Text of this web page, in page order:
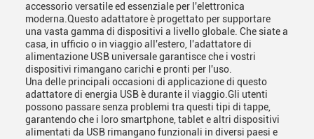
accessorio versatile ed essenziale per l'elettronica
moderna.Questo adattatore è progettato per supportare
una vasta gamma di dispositivi a livello globale. Che siate a
casa, in ufficio o in viaggio all'estero, l'adattatore di
alimentazione USB universale garantisce che i vostri
dispositivi rimangano carichi e pronti per l'uso.
Una delle principali occasioni di applicazione di questo
adattatore di energia USB è durante il viaggio.Gli utenti
possono passare senza problemi tra questi tipi di tappe,
garantendo che i loro smartphone, tablet e altri dispositivi
alimentati da USB rimangano funzionali in diversi paesi e